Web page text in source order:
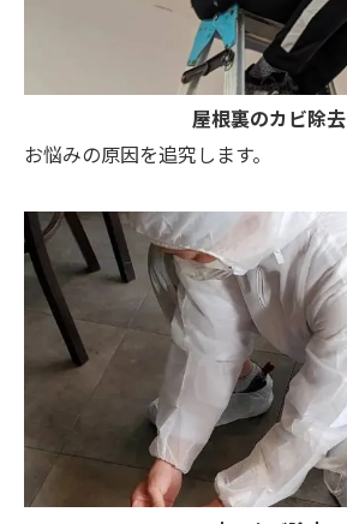
屋根裏のカビ除去
お悩みの原因を追究します。